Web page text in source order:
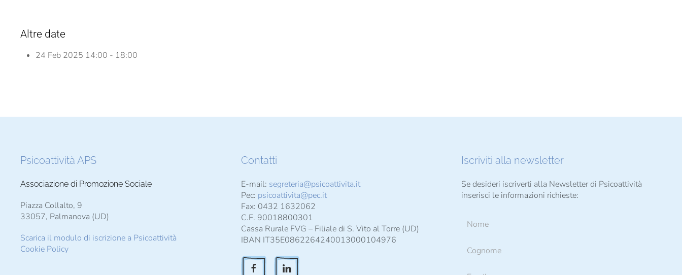
Altre date
24 Feb 2025 14:00 - 18:00
Psicoattività APS
Associazione di Promozione Sociale
Piazza Collalto, 9
33057, Palmanova (UD)
Scarica il modulo di iscrizione a Psicoattività
Cookie Policy
Contatti
E-mail: segreteria@psicoattivita.it
Pec: psicoattivita@pec.it
Fax: 0432 1632062
C.F. 90018800301
Cassa Rurale FVG – Filiale di S. Vito al Torre (UD)
IBAN IT35E0862264240013000104976
Iscriviti alla newsletter
Se desideri iscriverti alla Newsletter di Psicoattività
inserisci le informazioni richieste: